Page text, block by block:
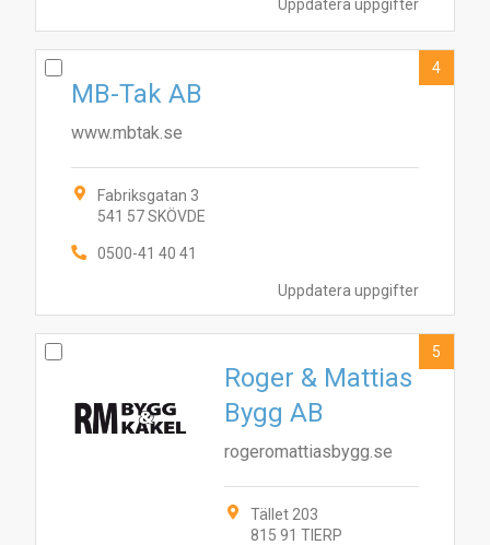
Uppdatera uppgifter
Uppdatera uppgifter
MB-Tak AB
www.mbtak.se
Fabriksgatan 3
541 57 SKÖVDE
0500-41 40 41
4
Roger & Mattias
Bygg AB
rogeromattiasbygg.se
Tället 203
815 91 TIERP
5